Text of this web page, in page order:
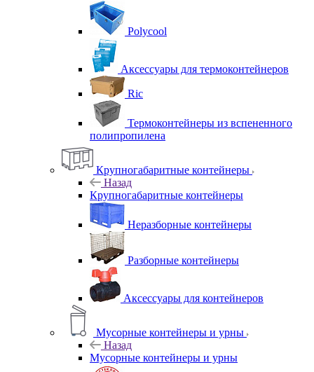
Polycool
Аксессуары для термоконтейнеров
Ric
Термоконтейнеры из вспененного
полипропилена
Крупногабаритные контейнеры
Назад
Крупногабаритные контейнеры
Неразборные контейнеры
Разборные контейнеры
Аксессуары для контейнеров
Мусорные контейнеры и урны
Назад
Мусорные контейнеры и урны